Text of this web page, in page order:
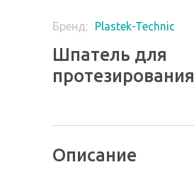
Бренд: Plastek-Technic
Шпатель для
протезирования
Описание